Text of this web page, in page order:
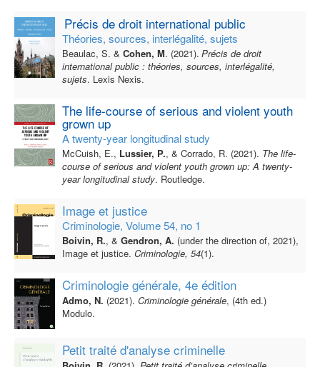
Précis de droit international public
Théories, sources, interlégalité, sujets
Beaulac, S. & Cohen, M. (2021). Précis de droit
international public : théories, sources, interlégalité,
sujets. Lexis Nexis.
The life-course of serious and violent youth
grown up
A twenty-year longitudinal study
McCuish, E., Lussier, P., & Corrado, R. (2021). The life-
course of serious and violent youth grown up: A twenty-
year longitudinal study. Routledge.
Image et justice
Criminologie, Volume 54, no 1
Boivin, R., & Gendron, A. (under the direction of, 2021),
Image et justice. Criminologie, 54(1).
Criminologie générale, 4e édition
Admo, N. (2021). Criminologie générale, (4th ed.)
Modulo.
Petit traité d'analyse criminelle